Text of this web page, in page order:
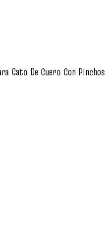
Gato De Cuero Con Pinchos